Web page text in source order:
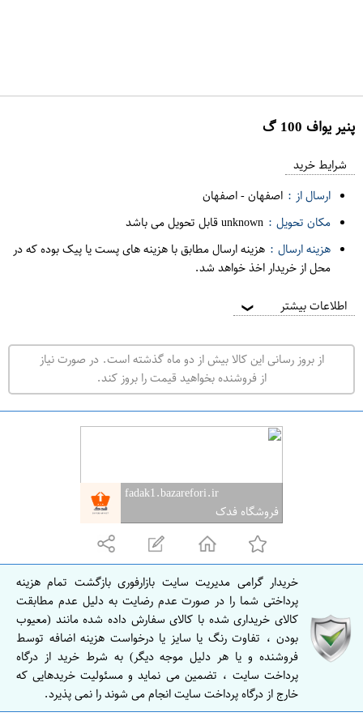
پنير يواف 100 گ
د
ف
ر
و
ش
ی
ت
ه
ر
ا
ص
ف
ه
ا
ن
ا
ص
ف
ا
ن
شرایط خرید
ارسال از : اصفهان-اصفهان
مکان تحویل : unknown قابل تحویل می باشد
هزینه ارسال : هزینه ارسال مطابق با هزینه های پست یا پیک بوده که در
محل از خریدار اخذ خواهد شد.
اطلاعات بیشتر ❯
از بروز رسانی این کالا بیش از دو ماه گذشته است. در صورت نیاز
از فروشنده بخواهید قیمت را بروز کند.
fadak1.bazarefori.ir
فروشگاه فدک
خریدار گرامی مدیریت سایت بازارفوری بازگشت تمام هزینه
پرداختی شما را در صورت عدم رضایت به دلیل عدم مطابقت
کالای خریداری شده با کالای سفارش داده شده مانند (معیوب
بودن ، تفاوت رنگ یا سایز یا درخواست هزینه اضافه توسط
فروشنده و یا هر دلیل موجه دیگر) به شرط خرید از درگاه
پرداخت سایت ، تضمین می نماید و مسئولیت خریدهایی که
خارج از درگاه پرداخت سایت انجام می شوند را نمی پذیرد.